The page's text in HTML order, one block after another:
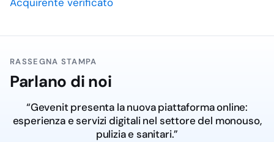
RASSEGNA STAMPA
Parlano di noi
“Gevenit presenta la nuova piattaforma online:
esperienza e servizi digitali nel settore del monouso,
pulizia e sanitari.”